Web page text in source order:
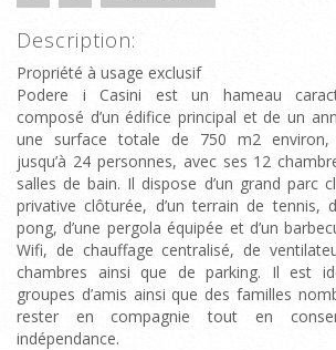
Description:
Propriété à usage exclusif
Podere i Casini est un hameau
composé d’un édifice principal et de un
une surface totale de 750 m2 environ,
jusqu’à 24 personnes, avec ses 12
salles de bain. Il dispose d’un grand parc
privative clôturée, d’un terrain de tennis,
pong, d’une pergola équipée et d’un
Wifi, de chauffage centralisé, de
chambres ainsi que de parking. Il est
groupes d’amis ainsi que des familles
rester en compagnie tout en
indépendance.